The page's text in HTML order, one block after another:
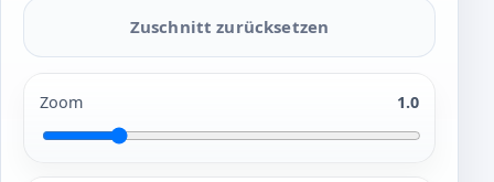
Zuschnitt zurücksetzen
Zoom 1.0